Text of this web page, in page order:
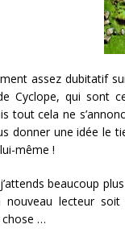
assez dubitatif
Cyclope, qui sont
tout cela ne
donner une idée le
même !
beaucoup
nouveau lecteur
chose …